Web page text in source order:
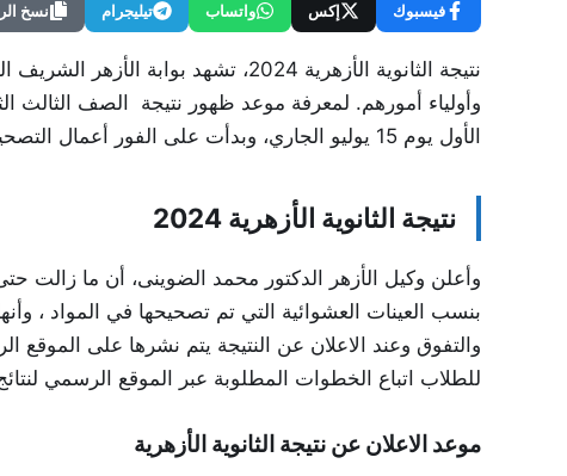
فيسبوك إكس واتساب تيليجرام نسخ
وأولياء أمورهم. لمعرفة موعد ظهور نتيجة الصف الثالث
الأول يوم 15 يوليو الجاري، وبدأت على الفور أعمال التصحيح.
نتيجة الثانوية الأزهرية 2024
وأعلن وكيل الأزهر الدكتور محمد الضوينى، أن ما زالت
بنسب العينات العشوائية التي تم تصحيحها في المواد ،
والتفوق وعند الاعلان عن النتيجة يتم نشرها على
للطلاب اتباع الخطوات المطلوبة عبر الموقع الرسمي لنتائج الثانوية الأزهرية 2024
موعد الاعلان عن نتيجة الثانوية الأزهرية